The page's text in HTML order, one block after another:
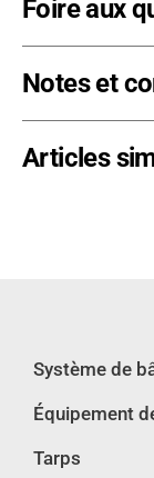
Foire aux
Notes et
Articles
Système de
Équipement
Tarps